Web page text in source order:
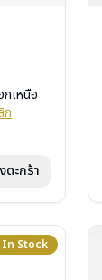
เหนือ
ก
ตะกร้า
In Stock